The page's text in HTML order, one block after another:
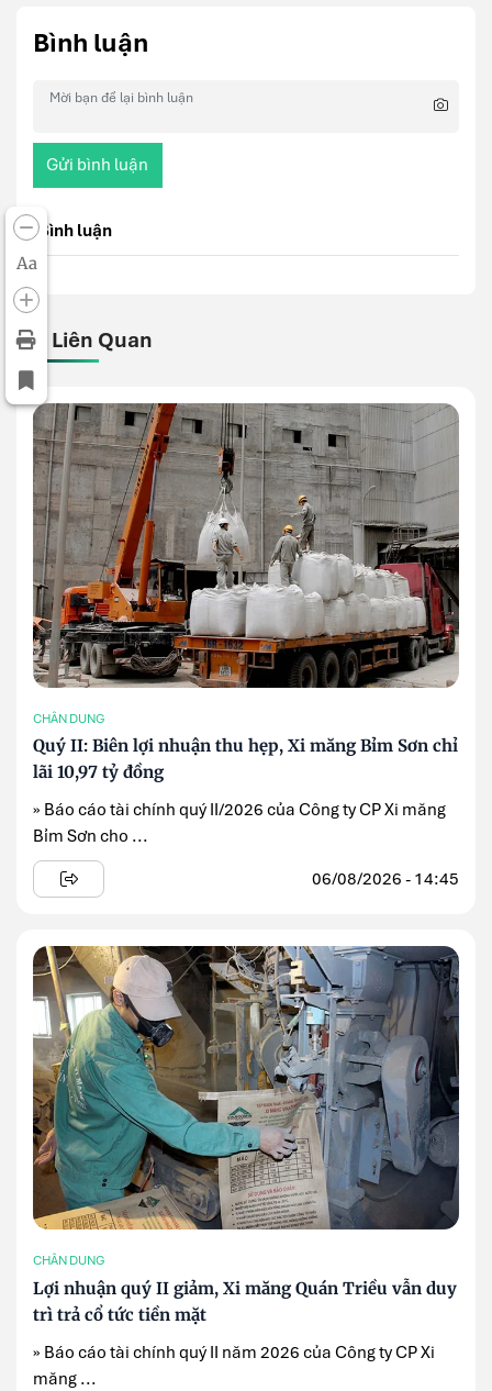
Aa
Bình luận
Gửi bình luận
Bình luận
Bài Liên Quan
CHÂN DUNG
Quý II: Biên lợi nhuận thu hẹp, Xi măng Bỉm Sơn chỉ
lãi 10,97 tỷ đồng
» Báo cáo tài chính quý II/2026 của Công ty CP Xi măng
Bỉm Sơn cho ...
06/08/2026 - 14:45
CHÂN DUNG
Lợi nhuận quý II giảm, Xi măng Quán Triều vẫn duy
trì trả cổ tức tiền mặt
» Báo cáo tài chính quý II năm 2026 của Công ty CP Xi
măng ...